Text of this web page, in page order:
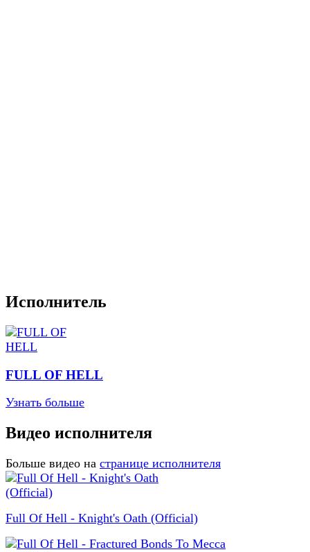
Исполнитель
FULL OF HELL
Узнать больше
Видео исполнителя
Больше видео на странице исполнителя
Full Of Hell - Knight's Oath (Official)